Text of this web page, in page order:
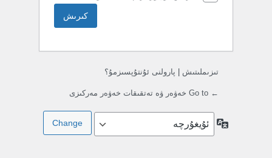
تىزىملىتىش پارولنى ئۇنتۇپسىزمۇ؟
← Go to خەۋەر ۋە تەتقىقات خەۋەر مەركىزى
تىللار